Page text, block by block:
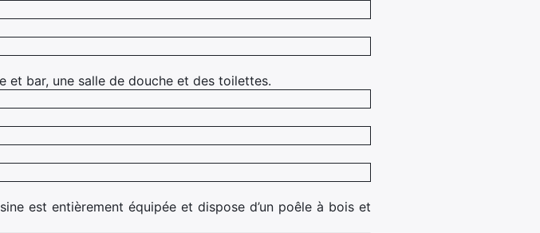
et bar, une salle de douche et des toilettes.
est entièrement équipée et dispose d’un poêle à bois et